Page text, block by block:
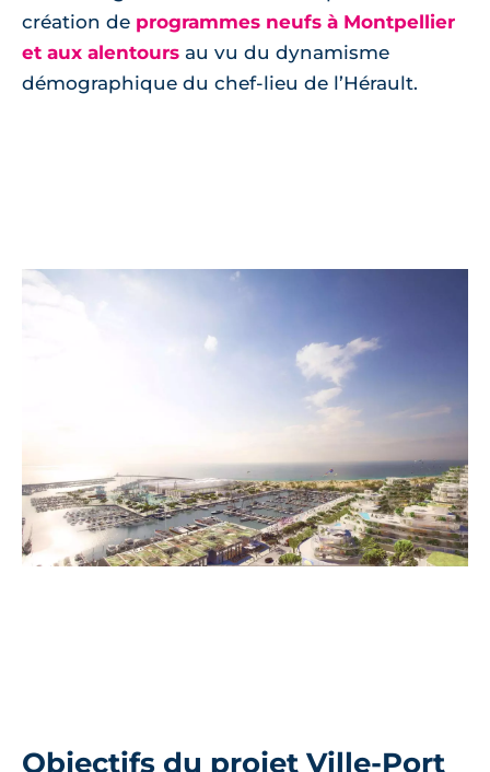
création de programmes neufs à Montpellier
et aux alentours au vu du dynamisme
démographique du chef-lieu de l’Hérault.
Objectifs du projet Ville-Port